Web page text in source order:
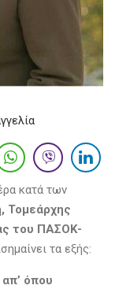
κατά των
Τομεάρχης
του ΠΑΣΟΚ-
τα εξής:
όπου